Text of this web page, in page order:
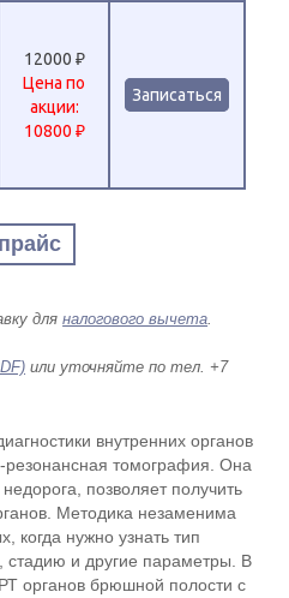
12000 ₽
Цена по
акции:
10800 ₽
Записаться
дляналогового вычета.
или уточняйте по тел. +7
внутренних органов
резонансная томография. Она
позволяет получить
Методика незаменима
когда нужно узнать тип
стадию и другие параметры. В
органов брюшной полости с